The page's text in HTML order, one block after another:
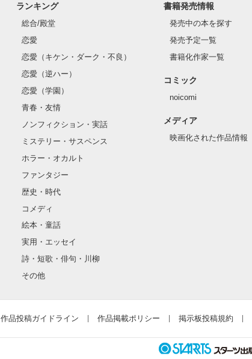
ランキング
総合/殿堂
恋愛
恋愛（キケン・ダーク・不良）
恋愛（逆ハー）
恋愛（学園）
青春・友情
ノンフィクション・実話
ミステリー・サスペンス
ホラー・オカルト
ファンタジー
歴史・時代
コメディ
絵本・童話
実用・エッセイ
詩・短歌・俳句・川柳
その他
書籍発売情報
発売中の本を探す
発売予定一覧
書籍化作家一覧
コミック
noicomi
メディア
映画化された作品情報
作品投稿ガイドライン 作品掲載ポリシー 掲示板投稿規約